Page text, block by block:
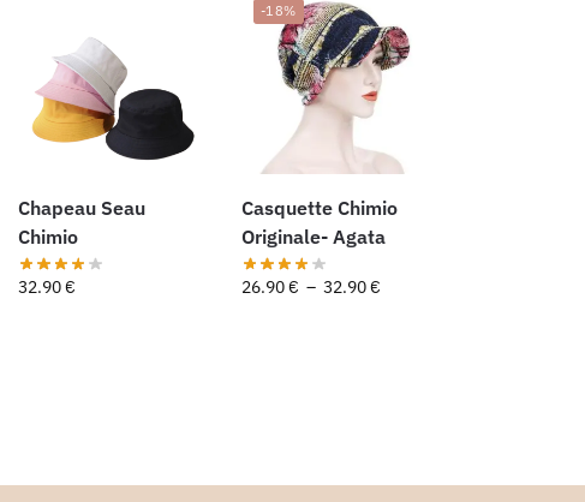
Chapeau Seau
Chimio
32.90€
-18%
Casquette Chimio
Originale- Agata
26.90€ – 32.90€